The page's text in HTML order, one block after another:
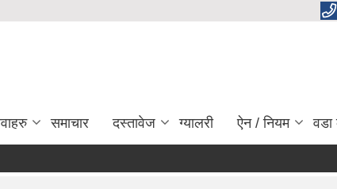
समाचार दस्तावेज ग्यालरी ऐन / नियम वडा